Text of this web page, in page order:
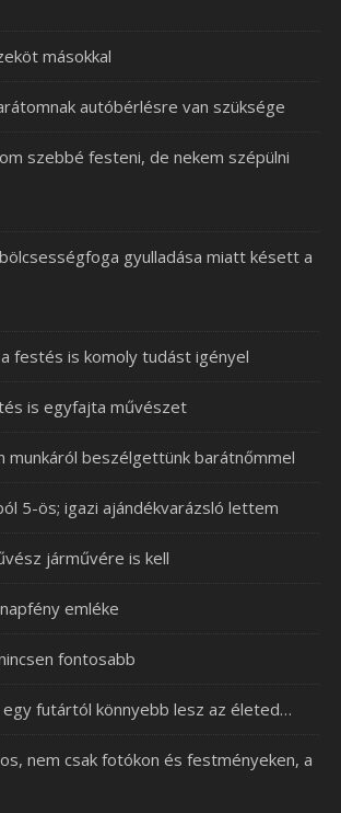
másokkal
autóbérlésre van szüksége
szebbé festeni, de nekem szépülni
gyulladása miatt késett a
festés is komoly tudást igényel
is egyfajta művészet
munkáról beszélgettünk barátnőmmel
5-ös; igazi ajándékvarázsló lettem
járművére is kell
emléke
fontosabb
futártól könnyebb lesz az életed…
nem csak fotókon és festményeken, a